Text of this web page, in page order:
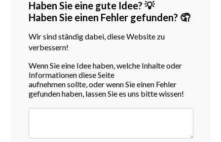
Haben Sie eine gute Idee? 💡
Haben Sie einen Fehler gefunden? 🤦
Wir sind ständig dabei, diese Website zu
verbessern!
Wenn Sie eine Idee haben, welche Inhalte oder
Informationen diese Seite
aufnehmen sollte, oder wenn Sie einen Fehler
gefunden haben, lassen Sie es uns bitte wissen!